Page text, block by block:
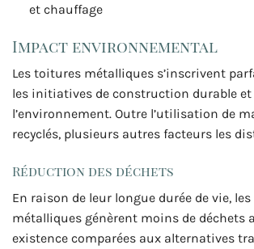
et chauffage
Impact environnemental
Les toitures métalliques s’inscrivent
les initiatives de construction durable et
l’environnement. Outre l’utilisation de
recyclés, plusieurs autres facteurs les
Réduction des déchets
En raison de leur longue durée de vie,
métalliques génèrent moins de déchets
existence comparées aux alternatives